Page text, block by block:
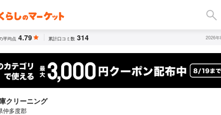
平均点 4.79 累計口コミ数 314 2026
クリーニング
仲多度郡